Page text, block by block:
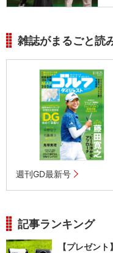
雑誌がまるごと読
週刊GD最新号
記事ランキング
【プレゼン